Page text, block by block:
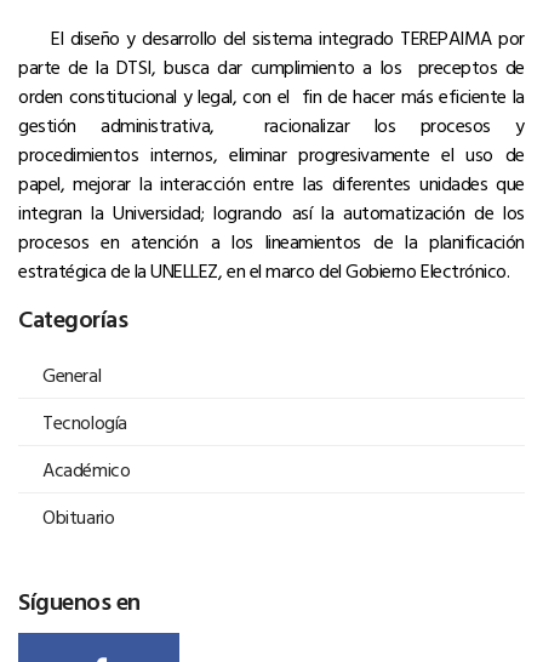
El diseño y desarrollo del sistema integrado TEREPAIMA por
parte de la DTSI, busca dar cumplimiento a los preceptos de
orden constitucional y legal, con el fin de hacer más eficiente la
gestión administrativa, racionalizar los procesos y
procedimientos internos, eliminar progresivamente el uso de
papel, mejorar la interacción entre las diferentes unidades que
integran la Universidad; logrando así la automatización de los
procesos en atención a los lineamientos de la planificación
estratégica de la UNELLEZ, en el marco del Gobierno Electrónico.
Categorías
General
Tecnología
Académico
Obituario
Síguenos en